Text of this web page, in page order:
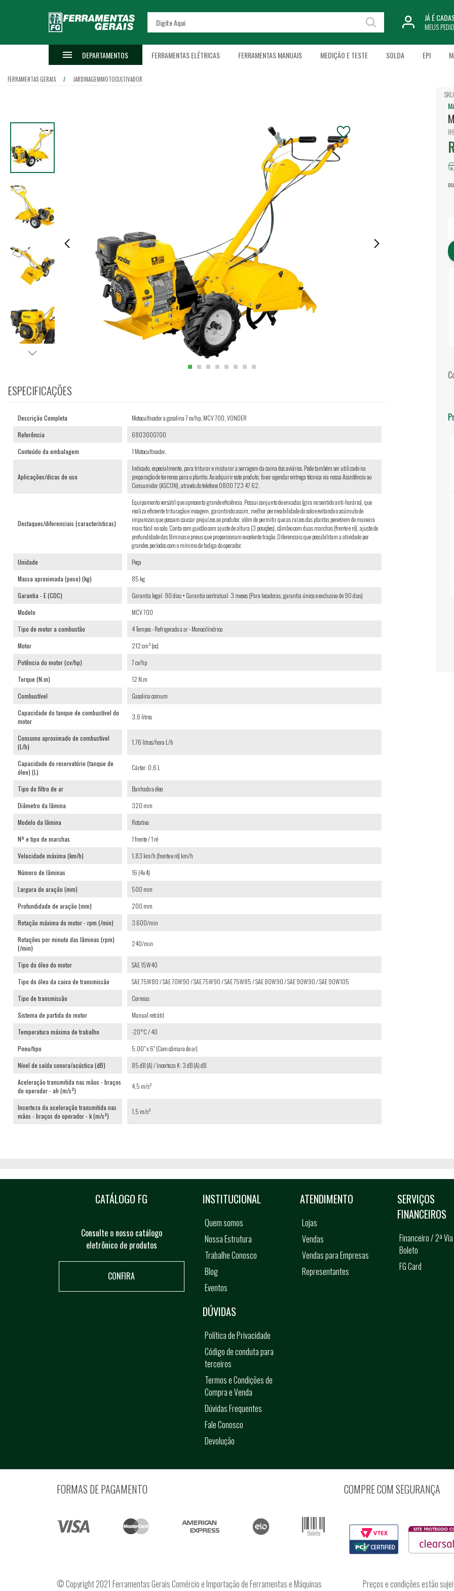
JÁ É
MEUS
DEPARTAMENTOS FERRAMENTAS ELÉTRICAS FERRAMENTAS MANUAIS MEDIÇÃO E TESTE SOLDA EPI
FERRAMENTAS GERAIS JARDINAGEMMOTOCULTIVADOR
ESPECIFICAÇÕES
Descrição Completa
Motocultivador a gasolina 7 cv/hp, MCV 700, VONDER
Referência
6803000700
Conteúdo da embalagem
1 Motocultivador.
Aplicações/dicas de uso
Indicado, especialmente, para triturar e misturar a serragem da cama dos aviários. Pode também ser utilizado na
preparação de terrenos para o plantio. Ao adquirir este produto, favor agendar entrega técnica via nossa Assistência ao
Consumidor (ASCON), através do telefone 0800 723 47 62.
Destaques/diferenciais (características)
Equipamento versátil que apresenta grande eficiência. Possui conjunto de enxadas (gira no sentido anti-horário), que
realiza eficiente trituração e moagem, garantindo assim, melhor permeabilidade do solo e evitando o acúmulo de
impurezas que possam causar prejuízos ao produtor, além de permitir que as raízes das plantas penetrem de maneira
mais fácil no solo. Conta com guidão com ajuste de altura (3 posições), câmbio com duas marchas (frente e ré), ajuste de
profundidade das lâminas e pneus que proporcionam excelente tração. Diferenciais que possibilitam a atividade por
grandes períodos com o mínimo de fadiga do operador.
Unidade
Peça
Massa aproximada (peso) (kg)
85 kg
Garantia - E (CDC)
Garantia legal: 90 dias + Garantia contratual: 3 meses (Para locadoras, garantia única e exclusiva de 90 dias)
Modelo
MCV 700
Tipo de motor a combustão
4 Tempos - Refrigerado a ar - Monocilíndrico
Motor
212 cm³ (cc)
Potência do motor (cv/hp)
7 cv/hp
Torque (N.m)
12 N.m
Combustível
Gasolina comum
Capacidade do tanque de combustível do
motor
3,6 litros
Consumo aproximado de combustível
(L/h)
1,76 litros/hora L/h
Capacidade do reservatório (tanque de
óleo) (L)
Cárter: 0,6 L
Tipo do filtro de ar
Banhado a óleo
Diâmetro da lâmina
320 mm
Modelo da lâmina
Rotativa
Nº e tipo de marchas
1 frente / 1 ré
Velocidade máxima (km/h)
1,83 km/h (frente e ré) km/h
Número de lâminas
16 (4x4)
Largura de aração (mm)
500 mm
Profundidade de aração (mm)
200 mm
Rotação máxima do motor - rpm (/min)
3.600/min
Rotações por minuto das lâminas (rpm)
(/min)
240/min
Tipo do óleo do motor
SAE 15W40
Tipo do óleo da caixa de transmissão
SAE 75W80 / SAE 70W90 / SAE 75W90 / SAE 75W85 / SAE 80W90 / SAE 90W90 / SAE 90W105
Tipo de transmissão
Correias
Sistema de partida do motor
Manual retrátil
Temperatura máxima de trabalho
-20°C / 40
Pneu/tipo
5,00" x 6" (Com câmara de ar)
Nível de saída sonora/acústica (dB)
85 dB (A) / Incerteza K: 3 dB (A) dB
Aceleração transmitida nas mãos - braços
do operador - ah (m/s²)
4,5 m/s²
Incerteza da aceleração transmitida nas
mãos - braços do operador - k (m/s²)
1,5 m/s²
CATÁLOGO FG
Consulte o nosso catálogo
eletrônico de produtos
CONFIRA
INSTITUCIONAL
Quem somos
Nossa Estrutura
Trabalhe Conosco
Blog
Eventos
ATENDIMENTO
Lojas
Vendas
Vendas para Empresas
Representantes
SERVIÇOS
FINANCEIROS
Financeiro / 2ª
Boleto
FG Card
DÚVIDAS
Política de Privacidade
Código de conduta para
terceiros
Termos e Condições de
Compra e Venda
Dúvidas Frequentes
Fale Conosco
Devolução
FORMAS DE PAGAMENTO COMPRE COM SEGURANÇA
© Copyright 2021 Ferramentas Gerais Comércio e Importação de Ferramentas e Máquinas
Preços e condições estão